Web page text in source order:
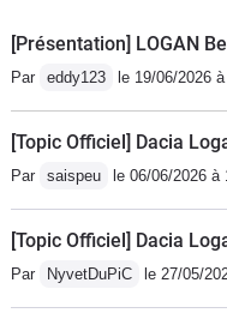
[Présentation] LOGAN
Par eddy123 le 19/06/2026
[Topic Officiel] Dacia
Par saispeu le 06/06/2026 à
[Topic Officiel] Dacia
Par NyvetDuPiC le 27/05/